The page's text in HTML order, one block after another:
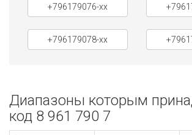
+796179076-xx
+796179078-xx
Диапазоны которым
код 8 961 790 7